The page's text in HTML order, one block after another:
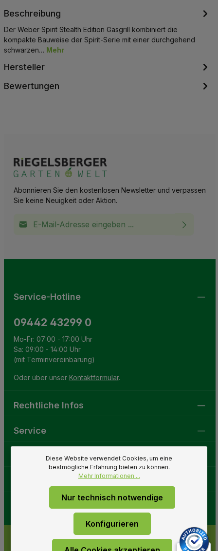
Beschreibung
Der Weber Spirit Stealth Edition Gasgrill kombiniert die
kompakte Bauweise der Spirit-Serie mit einer durchgehend
schwarzen… Mehr
Hersteller
Bewertungen
Abonnieren Sie den kostenlosen Newsletter und verpassen
Sie keine Neuigkeit oder Aktion.
Service-Hotline
09442 43299 0
Mo-Fr: 07:00 - 17:00 Uhr
Sa: 09:00 - 14:00 Uhr
(mit Terminvereinbarung)
Oder über unser Kontaktformular.
Rechtliche Infos
Service
GartenweltDiese Website verwendet Cookies, um eine
bestmögliche Erfahrung bieten zu können.
Mehr Informationen ...
Nur technisch notwendige
Konfigurieren